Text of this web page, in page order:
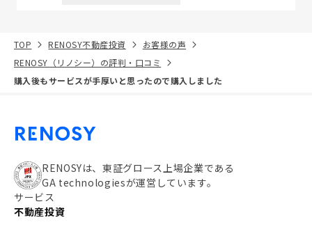
TOP RENOSY不動産投資
お客様の声
RENOSY（リノシー）の評判・口コミ
購入後もサービスが手厚いと思ったので購入しました
RENOSYは、東証グロース上場企業である
GA technologiesが運営しています。
サービス
不動産投資